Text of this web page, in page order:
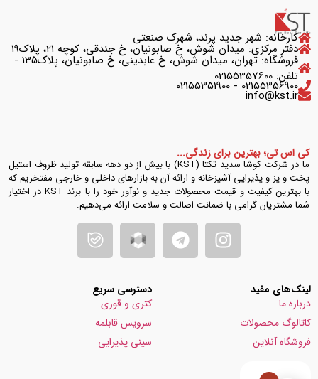
کارخانه: شهر جدید پرند، شهرک صنعتی
دفتر مرکزی: میدان شوش، خ صابونیان، خ جندقی، کوچه ۲۱، پلاک۱۹
فروشگاه: تهران، میدان شوش، خ عابدینی، خ صابونیان، پلاک135 -
تلفن: 02155357600
02155356900 - 02155351900
info@kst.ir
کی اس تی؛ بهترین برای زندگی...
ما در شرکت کوشا سدید تکتا (KST) با بیش از دو دهه سابقه تولید ظروف استیل
پخت و پز و پذیرایی آشپزخانه و ارائه آن به بازارهای داخلی و خارجی مفتخریم که
با بهترین کیفیت و قیمت محصولات جدید و نوآور خود را با برند KST در اختیار
شما مشتریان گرامی با ضمانت اصالت و سلامت ارائه می‌دهیم.
لینک‌های مفید
درباره ما
کاتالوگ محصولات
فروشگاه آنلاین
دسترسی سریع
کتری و قوری
سرویس قابلمه
سینی پذیرایی